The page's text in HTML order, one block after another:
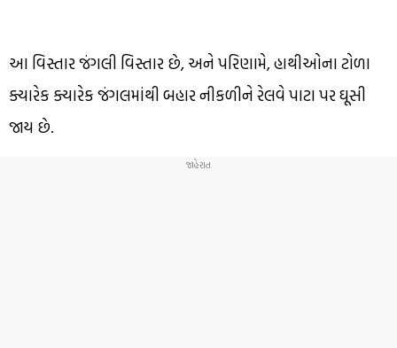
આ વિસ્તાર જંગલી વિસ્તાર છે, અને પરિણામે, હાથીઓના ટોળા
ક્યારેક ક્યારેક જંગલમાંથી બહાર નીકળીને રેલવે પાટા પર ઘૂસી
જાય છે.